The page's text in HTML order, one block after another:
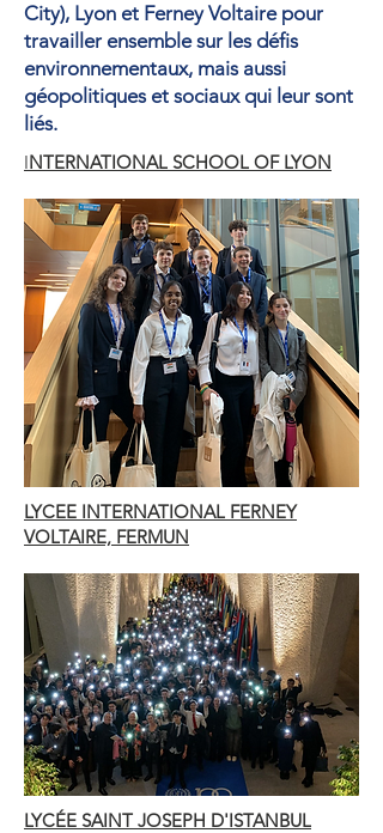
City), Lyon et Ferney Voltaire pour
travailler ensemble sur les défis
environnementaux, mais aussi
géopolitiques et sociaux qui leur sont
liés.
INTERNATIONAL SCHOOL OF LYON
LYCEE INTERNATIONAL FERNEY
VOLTAIRE, FERMUN
LYCÉE SAINT JOSEPH D'ISTANBUL